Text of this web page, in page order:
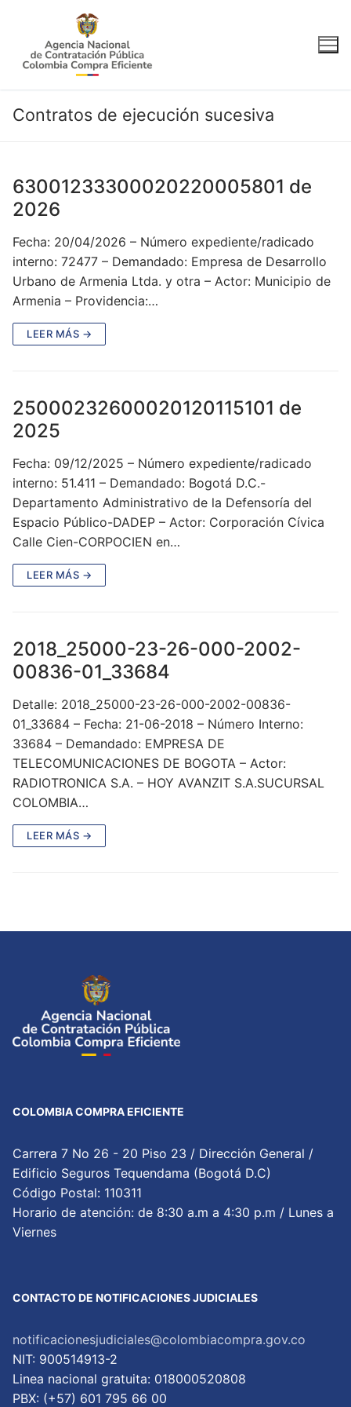
contenido
Contratos de ejecución sucesiva
63001233300020220005801 de
2026
Fecha: 20/04/2026 – Número expediente/radicado
interno: 72477 – Demandado: Empresa de Desarrollo
Urbano de Armenia Ltda. y otra – Actor: Municipio de
Armenia – Providencia:…
LEER MÁS →
25000232600020120115101 de
2025
Fecha: 09/12/2025 – Número expediente/radicado
interno: 51.411 – Demandado: Bogotá D.C.-
Departamento Administrativo de la Defensoría del
Espacio Público-DADEP – Actor: Corporación Cívica
Calle Cien-CORPOCIEN en…
LEER MÁS →
2018_25000-23-26-000-2002-
00836-01_33684
Detalle: 2018_25000-23-26-000-2002-00836-
01_33684 – Fecha: 21-06-2018 – Número Interno:
33684 – Demandado: EMPRESA DE
TELECOMUNICACIONES DE BOGOTA – Actor:
RADIOTRONICA S.A. – HOY AVANZIT S.A.SUCURSAL
COLOMBIA…
LEER MÁS →
COLOMBIA COMPRA EFICIENTE
Carrera 7 No 26 - 20 Piso 23 / Dirección General /
Edificio Seguros Tequendama (Bogotá D.C)
Código Postal: 110311
Horario de atención: de 8:30 a.m a 4:30 p.m / Lunes a
Viernes
CONTACTO DE NOTIFICACIONES JUDICIALES
notificacionesjudiciales@colombiacompra.gov.co
NIT: 900514913-2
Linea nacional gratuita: 018000520808
PBX: (+57) 601 795 66 00